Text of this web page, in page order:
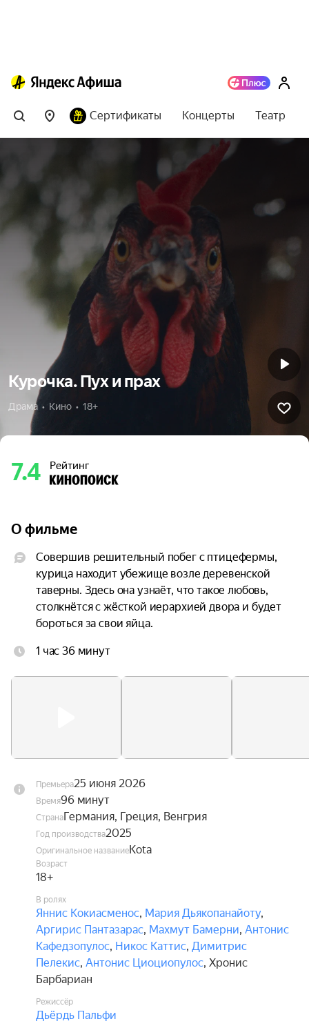
Сертификаты Концерты Театр
Курочка. Пух и прах
Драма  •  Кино  •  18+
7.4 Рейтинг
О фильме
Совершив решительный побег с птицефермы,
курица находит убежище возле деревенской
таверны. Здесь она узнаёт, что такое любовь,
столкнётся с жёсткой иерархией двора и будет
бороться за свои яйца.
1 час 36 минут
Премьера25 июня 2026
Время96 минут
СтранаГермания, Греция, Венгрия
Год производства2025
Оригинальное названиеKota
Возраст
18+
В ролях
Яннис Кокиасменос, Мария Дьякопанайоту,
Аргирис Пантазарас, Махмут Бамерни, Антонис
Кафедзопулос, Никос Каттис, Димитрис
Пелекис, Антонис Циоциопулос, Хронис
Барбариан
Режиссёр
Дьёрдь Пальфи